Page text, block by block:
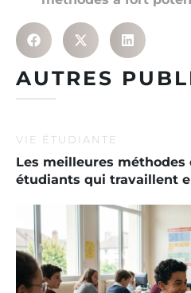
AUTRES
VIE ÉTUDIANTE
Les meilleures méthodes
étudiants qui travaillent